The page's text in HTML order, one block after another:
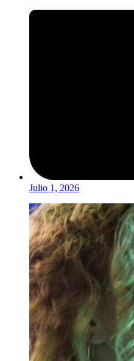
Julio 1, 2026